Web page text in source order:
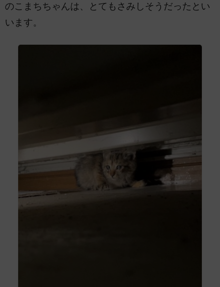
のこまちちゃんは、とてもさみしそうだったとい
います。